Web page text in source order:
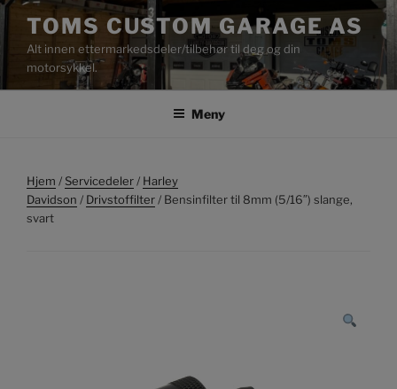
Gå
innhold
TOMS CUSTOM GARAGE AS
Alt innen ettermarkedsdeler/tilbehør til deg og din
motorsykkel.
Meny
Hjem / Servicedeler / Harley
Davidson / Drivstoffilter / Bensinfilter til 8mm (5/16″) slange,
svart